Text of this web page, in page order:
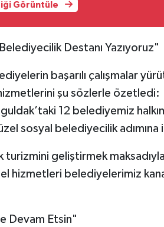
Görüntüle
Destanı Yazıyoruz"
başarılı çalışmalar
şu sözlerle özetledi:
12 belediyemiz
sosyal belediyecilik adımına
geliştirmek maksadıyla
hizmetleri belediyelerimiz
Devam Etsin"